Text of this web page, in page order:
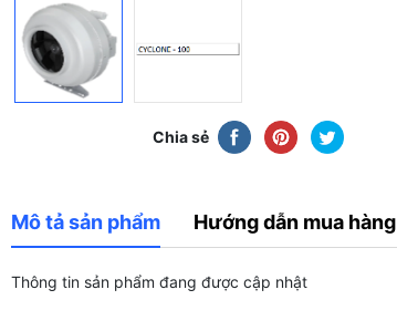
Chia sẻ
Mô tả sản phẩm Hướng dẫn mua hàng
Thông tin sản phẩm đang được cập nhật